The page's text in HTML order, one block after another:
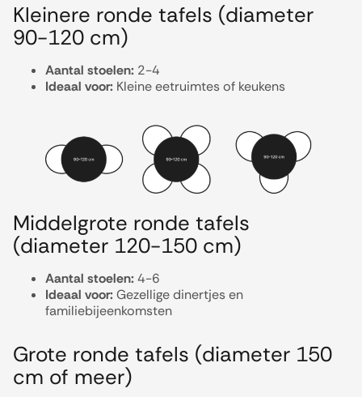
Kleinere ronde tafels (diameter
90-120 cm)
Aantal stoelen: 2-4
Ideaal voor: Kleine eetruimtes of keukens
Middelgrote ronde tafels
(diameter 120-150 cm)
Aantal stoelen:4-6
Ideaal voor:Gezellige dinertjes en
familiebijeenkomsten
Grote ronde tafels (diameter 150
cm of meer)